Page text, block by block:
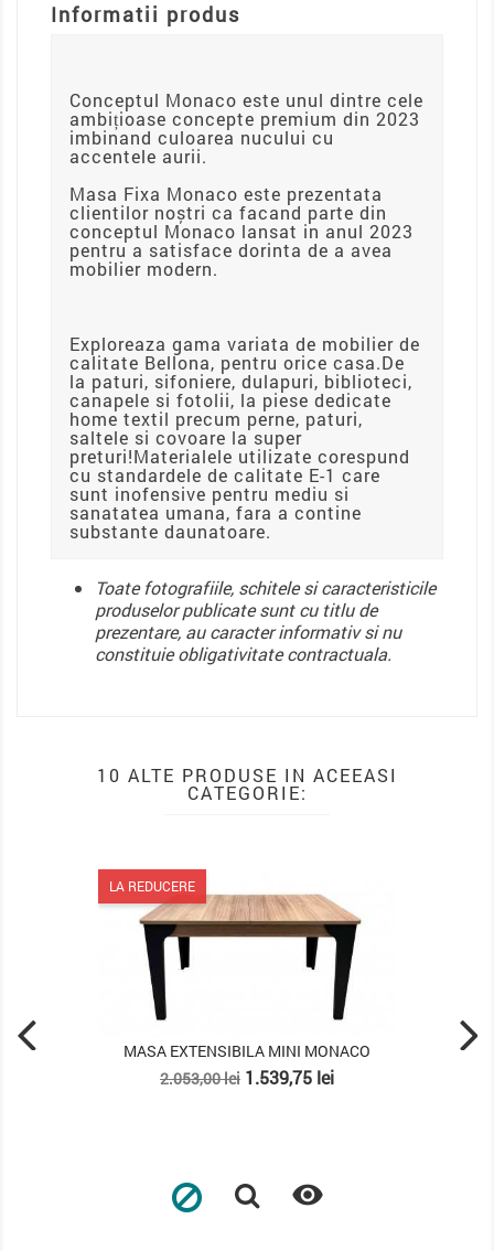
Informatii produs
Conceptul Monaco este unul dintre cele
ambițioase concepte premium din 2023
imbinand culoarea nucului cu
accentele aurii.
Masa Fixa Monaco este prezentata
clientilor noștri ca facand parte din
conceptul Monaco lansat in anul 2023
pentru a satisface dorinta de a avea
mobilier modern.
Exploreaza gama variata de mobilier de
calitate Bellona, pentru orice casa.De
la paturi, sifoniere, dulapuri, biblioteci,
canapele si fotolii, la piese dedicate
home textil precum perne, paturi,
saltele si covoare la super
preturi!Materialele utilizate corespund
cu standardele de calitate E-1 care
sunt inofensive pentru mediu si
sanatatea umana, fara a contine
substante daunatoare.
Toate fotografiile, schitele si caracteristicile
produselor publicate sunt cu titlu de
prezentare, au caracter informativ si nu
constituie obligativitate contractuala.
10 ALTE PRODUSE IN ACEEASI
CATEGORIE:
MINI MONACO
MASA EXTENSIBILA